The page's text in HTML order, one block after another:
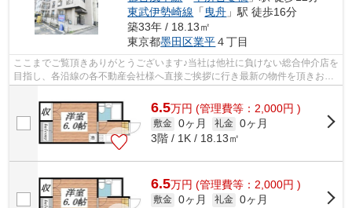
東武伊勢崎線 「 曳舟 」駅 徒歩16分
築33年 / 18.13㎡
東京都墨田区業平４丁目
ここまでご覧頂きありがとうございます♪当社は他社に負けない総合仲介店を
目指し、各沿線の各不動産会社様へ直接ご挨拶に行き最新の物件を頂きお客
様へ提供しております！最新の情報は...
6.5万円 (管理費等：2,000円 )
敷金 0ヶ月 礼金 0ヶ月
3階 / 1K / 18.13㎡
6.5万円 (管理費等：2,000円 )
敷金 0ヶ月 礼金 0ヶ月